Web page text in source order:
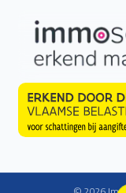
© 2026